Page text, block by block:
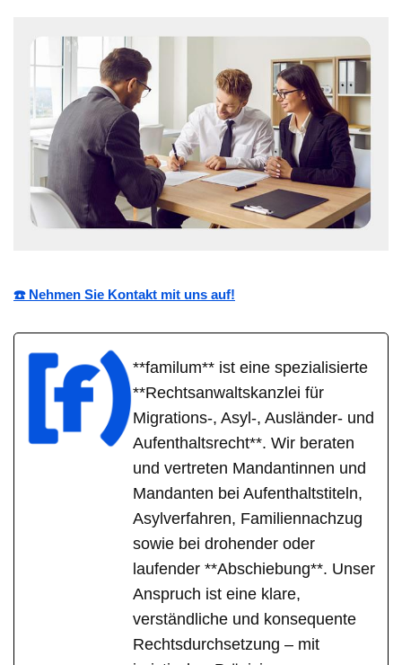
☎️ Nehmen Sie Kontakt mit uns auf!
**familum** ist eine spezialisierte
**Rechtsanwaltskanzlei für
Migrations-, Asyl-, Ausländer- und
Aufenthaltsrecht**. Wir beraten
und vertreten Mandantinnen und
Mandanten bei Aufenthaltstiteln,
Asylverfahren, Familiennachzug
sowie bei drohender oder
laufender **Abschiebung**. Unser
Anspruch ist eine klare,
verständliche und konsequente
Rechtsdurchsetzung – mit